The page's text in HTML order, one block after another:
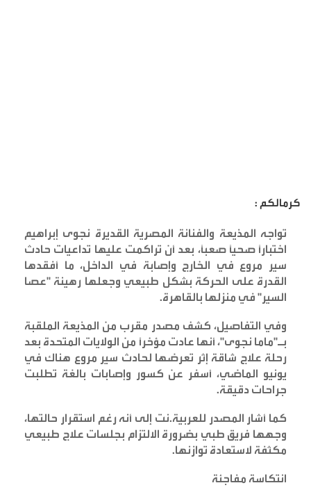
كرمالكم :
تواجه المذيعة والفنانة المصرية القديرة نجوى إبراهيم
اختباراً صحياً صعباً، بعد أن تراكمت عليها تداعيات حادث
سير مروع في الخارج وإصابة في الداخل، ما أفقدها
القدرة على الحركة بشكل طبيعي وجعلها رهينة "عصا
السير" في منزلها بالقاهرة.
وفي التفاصيل، كشف مصدر مقرب من المذيعة الملقبة
بـ"ماما نجوى"، أنها عادت مؤخراً من الولايات المتحدة بعد
رحلة علاج شاقة إثر تعرضها لحادث سير مروع هناك في
يونيو الماضي، أسفر عن كسور وإصابات بالغة تطلبت
جراحات دقيقة.
كما أشار المصدر للعربية.نت إلى أنه رغم استقرار حالتها،
وجهها فريق طبي بضرورة الالتزام بجلسات علاج طبيعي
مكثفة لاستعادة توازنها.
انتكاسة مفاجئة